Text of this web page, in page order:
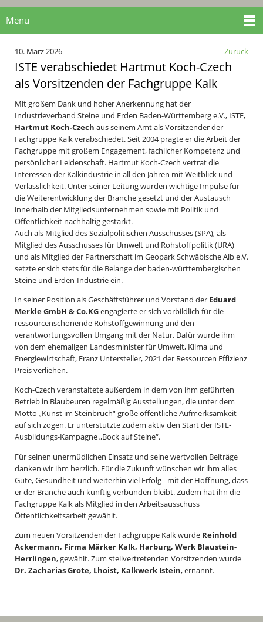
Menü
Zurück
10. März 2026
ISTE verabschiedet Hartmut Koch-Czech
als Vorsitzenden der Fachgruppe Kalk
Mit großem Dank und hoher Anerkennung hat der
Industrieverband Steine und Erden Baden-Württemberg e.V., ISTE,
Hartmut Koch-Czech aus seinem Amt als Vorsitzender der
Fachgruppe Kalk verabschiedet. Seit 2004 prägte er die Arbeit der
Fachgruppe mit großem Engagement, fachlicher Kompetenz und
persönlicher Leidenschaft. Hartmut Koch-Czech vertrat die
Interessen der Kalkindustrie in all den Jahren mit Weitblick und
Verlässlichkeit. Unter seiner Leitung wurden wichtige Impulse für
die Weiterentwicklung der Branche gesetzt und der Austausch
innerhalb der Mitgliedsunternehmen sowie mit Politik und
Öffentlichkeit nachhaltig gestärkt.
Auch als Mitglied des Sozialpolitischen Ausschusses (SPA), als
Mitglied des Ausschusses für Umwelt und Rohstoffpolitik (URA)
und als Mitglied der Partnerschaft im Geopark Schwäbische Alb e.V.
setzte er sich stets für die Belange der baden-württembergischen
Steine und Erden-Industrie ein.
In seiner Position als Geschäftsführer und Vorstand der Eduard
Merkle GmbH & Co.KGengagierte er sich vorbildlich für die
ressourcenschonende Rohstoffgewinnung und den
verantwortungsvollen Umgang mit der Natur. Dafür wurde ihm
von dem ehemaligen Landesminister für Umwelt, Klima und
Energiewirtschaft, Franz Untersteller, 2021 der Ressourcen Effizienz
Preis verliehen.
Koch-Czech veranstaltete außerdem in dem von ihm geführten
Betrieb in Blaubeuren regelmäßig Ausstellungen, die unter dem
Motto „Kunst im Steinbruch“ große öffentliche Aufmerksamkeit
auf sich zogen. Er unterstützte zudem aktiv den Start der ISTE-
Ausbildungs-Kampagne „Bock auf Steine“.
Für seinen unermüdlichen Einsatz und seine wertvollen Beiträge
danken wir ihm herzlich. Für die Zukunft wünschen wir ihm alles
Gute, Gesundheit und weiterhin viel Erfolg - mit der Hoffnung, dass
er der Branche auch künftig verbunden bleibt. Zudem hat ihn die
Fachgruppe Kalk als Mitglied in den Arbeitsausschuss
Öffentlichkeitsarbeit gewählt.
Zum neuen Vorsitzenden der Fachgruppe Kalk wurde Reinhold
Ackermann, Firma Märker Kalk, Harburg, Werk Blaustein-
Herrlingen, gewählt. Zum stellvertretenden Vorsitzenden wurde
Dr. Zacharias Grote, Lhoist, Kalkwerk Istein, ernannt.